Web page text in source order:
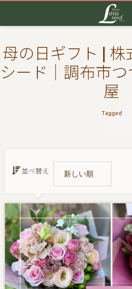
母の日ギフト | 株
シード｜調布市
屋
Tagged
並べ替え